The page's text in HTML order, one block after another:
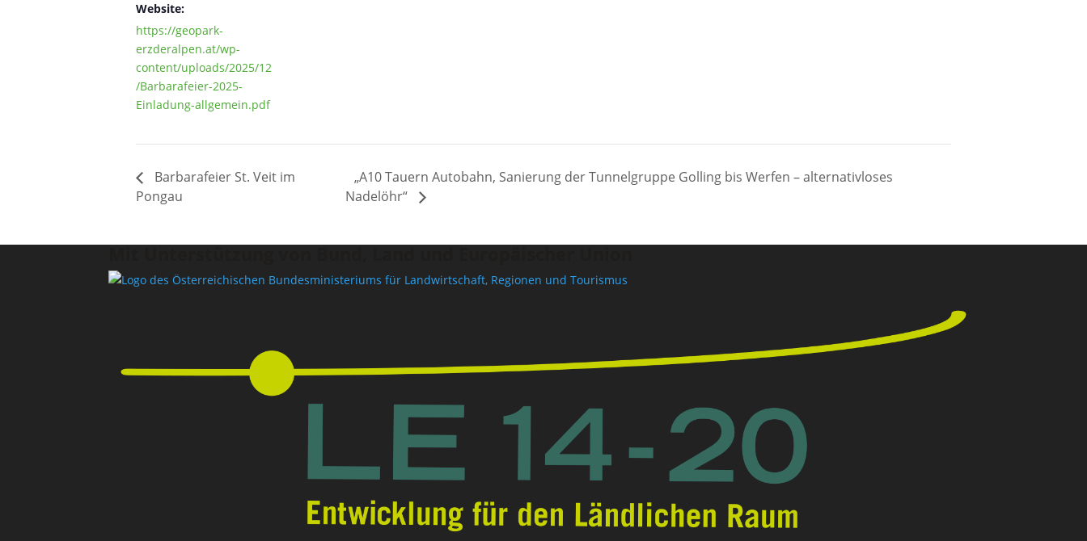
Website:
https://geopark-
erzderalpen.at/wp-
content/uploads/2025/12
/Barbarafeier-2025-
Einladung-allgemein.pdf
Barbarafeier St. Veit im
Pongau
„A10 Tauern Autobahn, Sanierung der Tunnelgruppe Golling bis Werfen – alternativloses
Nadelöhr“